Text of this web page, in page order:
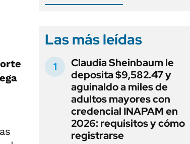
Las más leídas
Claudia Sheinbaum le
deposita $9,582.47 y
aguinaldo a miles de
adultos mayores con
credencial INAPAM en
2026: requisitos y cómo
registrarse